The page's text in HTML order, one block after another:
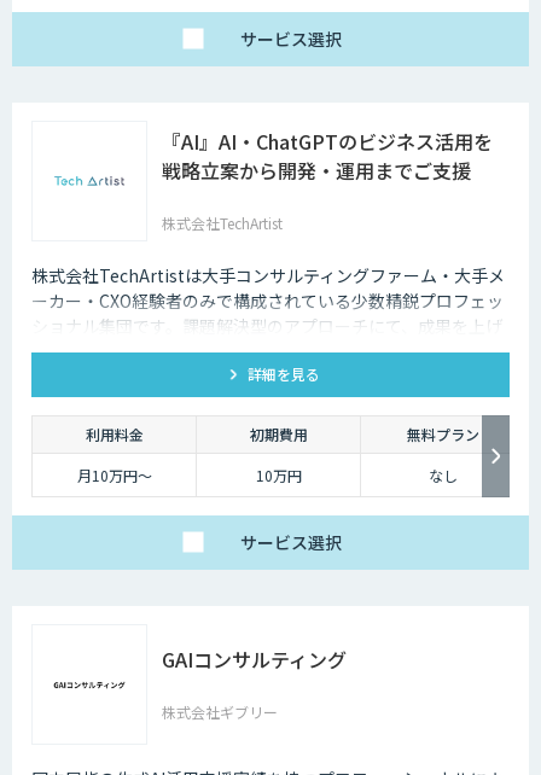
サービス選択
『AI』AI・ChatGPTのビジネス活用を
戦略立案から開発・運用までご支援
株式会社TechArtist
株式会社TechArtistは大手コンサルティングファーム・大手メ
ーカー・CXO経験者のみで構成されている少数精鋭プロフェッ
ショナル集団です。課題解決型のアプローチにて、成果を上げ
るソリューションを『高速』『高品質』『低予算』でご提供可
詳細を見る
利用料金 初期費用
無料プラン
月10万円〜
10万円 なし
サービス選択
GAIコンサルティング
株式会社ギブリー